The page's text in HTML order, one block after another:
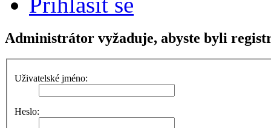
Administrátor vyžaduje, abyste byli
Uživatelské jméno:
Heslo: